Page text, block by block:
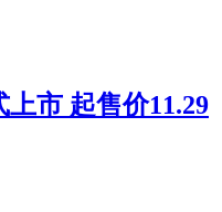
市 起售价11.29